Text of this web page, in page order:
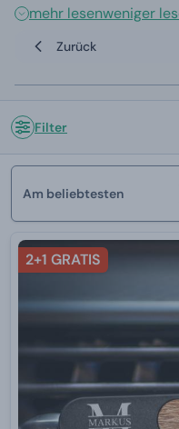
mehr lesenweniger
Zurück
Filter
Am beliebtesten
2+1 GRATIS